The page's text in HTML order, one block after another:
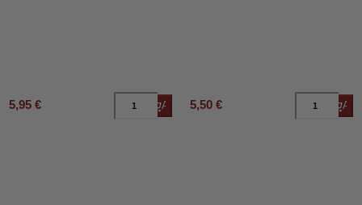
5,95 € Añadir al carrito
5,50 €